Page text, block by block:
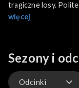
tragiczne losy.
Kazimierza, Stefan
który został
wybitnego
więcej
Sezony i
Odcinki